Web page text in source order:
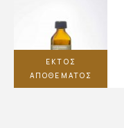
ΕΚΤΌΣ
ΑΠΟΘΈΜΑΤΟΣ